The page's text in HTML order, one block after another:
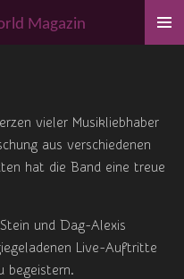
Magazin
vieler Musikliebhaber
aus verschiedenen
hat die Band eine treue
und Dag-Alexis
Live-Auftritte
begeistern.